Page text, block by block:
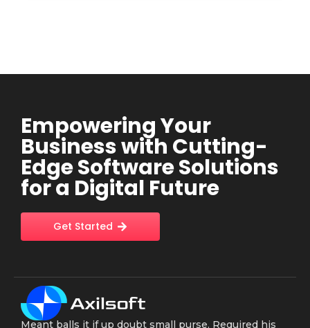
Empowering Your
Business with Cutting-
Edge Software Solutions
for a Digital Future
Get Started
Meant balls it if up doubt small purse. Required his